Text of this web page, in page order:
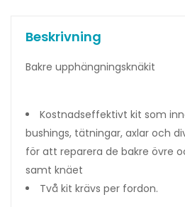
Beskrivning
Bakre upphängningsknäkit
Kostnadseffektivt kit som
bushings, tätningar, axlar och
för att reparera de bakre övre
samt knäet
Två kit krävs per fordon.